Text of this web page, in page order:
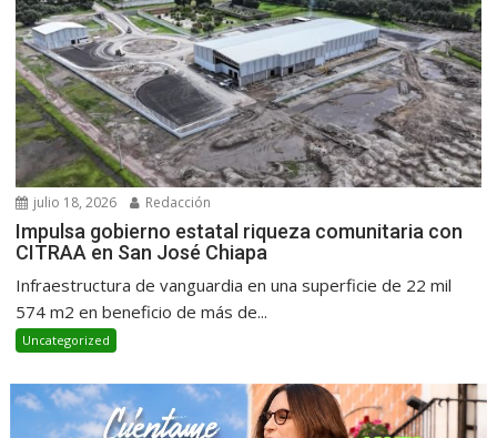
julio 18, 2026 Redacción
Impulsa gobierno estatal riqueza comunitaria con
CITRAA en San José Chiapa
Infraestructura de vanguardia en una superficie de 22 mil
574 m2 en beneficio de más de...
Uncategorized